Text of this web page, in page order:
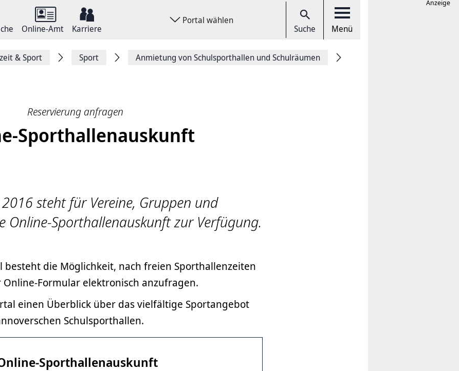
Online-Amt Karriere
Portal wählen
Suche Menü
& Sport Sport Anmietung von Schulsporthallen und Schulräumen
Reservierung anfragen
Sporthallenauskunft
steht für Vereine, Gruppen und
Online-Sporthallenauskunft zur Verfügung.
besteht die Möglichkeit, nach freien Sporthallenzeiten
Formular elektronisch anzufragen.
einen Überblick über das vielfältige Sportangebot
Schulsporthallen.
Sporthallenauskunft
Anzeige